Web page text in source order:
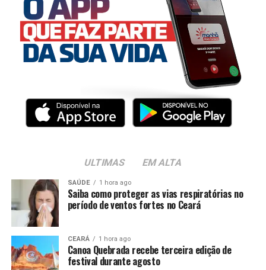
ULTIMAS EM ALTA
SAÚDE 1 hora ago
Saiba como proteger as vias respiratórias no
período de ventos fortes no Ceará
CEARÁ 1 hora ago
Canoa Quebrada recebe terceira edição de
festival durante agosto